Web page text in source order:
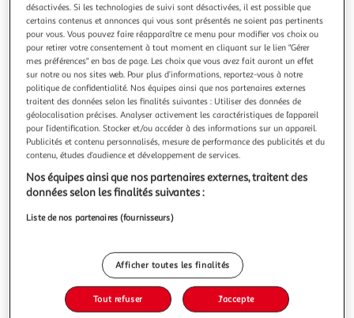
PARIS PRIX
Tableau en Liège Carte du Monde - Journey Through
the World
Informations Techniques : Matière : Structure : Bois & Liège
Revêtement : Toile Spécificités : Format : Rectangulaire
Tableau écologique en Liège (3mm d'épaisseur) Haute
Résolution de l'image & profondeur des couleurs
Impression continue sur les côtés latéraux du tableau
Produit original avec une
En savoir +
Vendu parParis Prix
Couleur
Multicolore
Taille
Livraison dès 8/9 jours
8,99€
Plus d'options
désactivées. Si les technologies de suivi sont désactivées, il est possible que
certains contenus et annonces qui vous sont présentés ne soient pas pertinents
pour vous. Vous pouvez faire réapparaître ce menu pour modifier vos choix ou
pour retirer votre consentement à tout moment en cliquant sur le lien "Gérer
mes préférences" en bas de page. Les choix que vous avez fait auront un effet
sur notre ou nos sites web. Pour plus d’informations, reportez-vous à notre
politique de confidentialité. Nos équipes ainsi que nos partenaires externes
traitent des données selon les finalités suivantes : Utiliser des données de
géolocalisation précises. Analyser activement les caractéristiques de l’appareil
pour l’identification. Stocker et/ou accéder à des informations sur un appareil.
Publicités et contenu personnalisés, mesure de performance des publicités et du
contenu, études d’audience et développement de services.
Nos équipes ainsi que nos partenaires externes, traitent des
données selon les finalités suivantes :
Liste de nos partenaires (fournisseurs)
Afficher toutes les finalités
Tout refuser J'accepte